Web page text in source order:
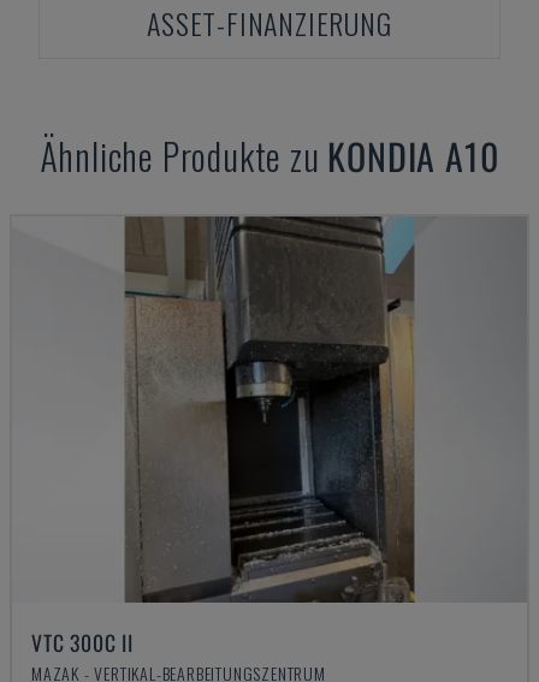
ASSET-FINANZIERUNG
Ähnliche Produkte zu KONDIA A10
VTC 300C II
MAZAK - VERTIKAL-BEARBEITUNGSZENTRUM